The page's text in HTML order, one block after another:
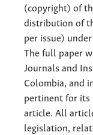
(copyright) of
distribution of
per issue)
The full paper
Journals and
Colombia, and
pertinent for its
article. All
legislation,